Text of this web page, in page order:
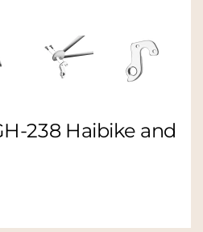
238 Haibike and